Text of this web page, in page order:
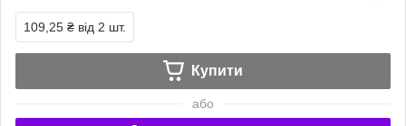
109,25 ₴ від 2 шт.
Купити
або